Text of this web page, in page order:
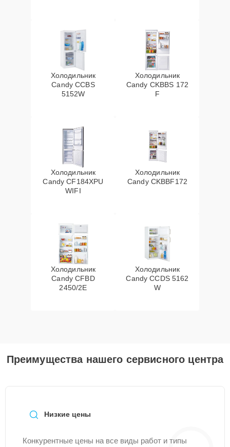
Холодильник
Candy CCBS
5152W
Холодильник
Candy CKBBS 172
F
Холодильник
Candy CF184XPU
WIFI
Холодильник
Candy CKBBF172
Холодильник
Candy CFBD
2450/2E
Холодильник
Candy CCDS 5162
W
Преимущества нашего сервисного центра
Низкие цены
Конкурентные цены на все виды работ и типы